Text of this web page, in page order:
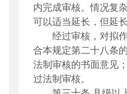
内完成审核。情况复
可以适当延长，但延
经过审核，对拟
合本规定第二十八条
法制审核的书面意见
过法制审核。